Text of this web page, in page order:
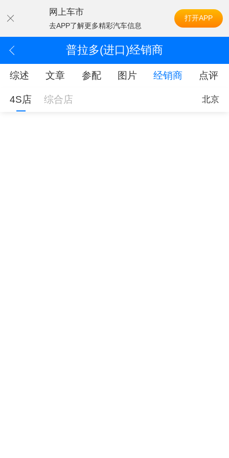
网上车市
去APP了解更多精彩汽车信息
打开APP
普拉多(进口)经销商
综述 文章 参配 图片 经销商 点评
4S店 综合店 北京